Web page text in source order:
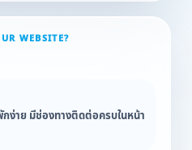
WEBSITE?
ง่าย มีช่องทางติดต่อครบในหน้า